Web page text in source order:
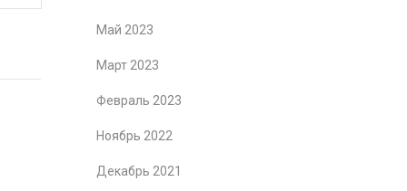
Май 2023
Март 2023
Февраль 2023
Ноябрь 2022
Декабрь 2021